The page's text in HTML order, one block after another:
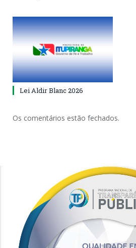
Lei Aldir Blanc 2026
Os comentários estão fechados.